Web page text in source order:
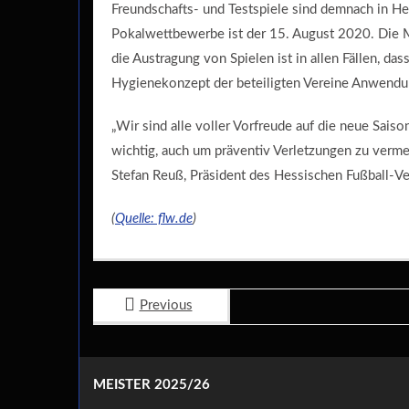
Freundschafts- und Testspiele sind demnach in
Pokalwettbewerbe ist der 15. August 2020. Die
die Austragung von Spielen ist in allen Fällen,
Hygienekonzept der beteiligten Vereine
„Wir sind alle voller Vorfreude auf die neue
wichtig, auch um präventiv Verletzungen zu
Stefan Reuß, Präsident des Hessischen Fußball-
(Quelle: flw.de)
Previous
MEISTER 2025/26